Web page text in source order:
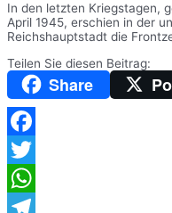
In den letzten Kriegstagen,
April 1945, erschien in der
Reichshauptstadt die
Teilen Sie diesen Beitrag:
Share
Facebook
Twitter
WhatsApp